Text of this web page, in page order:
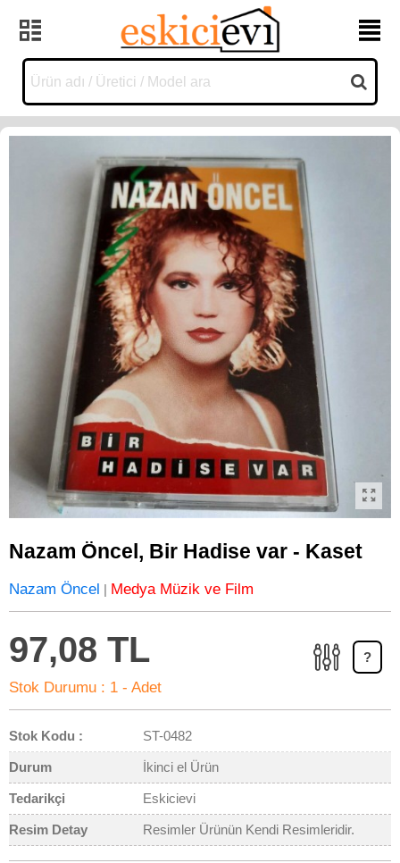
Nazam Öncel, Bir Hadise var - Kaset
Nazam Öncel | Medya Müzik ve Film
97,08 TL
Stok Durumu : 1 - Adet
?
Stok Kodu : ST-0482
Durum İkinci el Ürün
Tedarikçi Eskicievi
Resim Detay Resimler Ürünün Kendi Resimleridir.